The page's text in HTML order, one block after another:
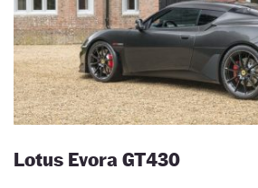
Lotus Evora GT430